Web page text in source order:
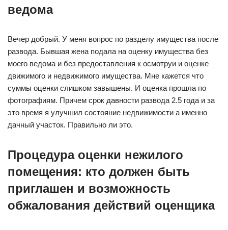
ведома
Вечер добрый. У меня вопрос по разделу имущества после
развода. Бывшая жена подала на оценку имущества без
моего ведома и без предоставления к осмотруи и оценке
движимого и недвижимого имущества. Мне кажется что
суммы оценки слишком завышены. И оценка прошла по
фотографиям. Причем срок давности развода 2.5 года и за
это время я улучшил состояние недвижимости а именно
дачный участок. Правильно ли это.
Процедура оценки нежилого
помещения: кто должен быть
приглашен и возможность
обжалования действий оценщика